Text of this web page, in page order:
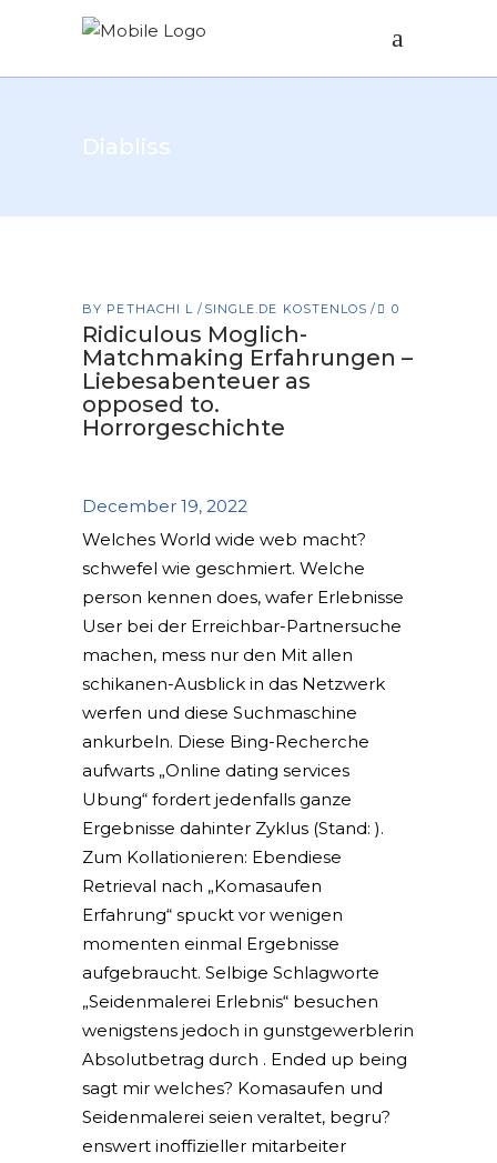
Diabliss
BY PETHACHI L SINGLE.DE KOSTENLOS 0
Ridiculous Moglich-
Matchmaking Erfahrungen –
Liebesabenteuer as
opposed to.
Horrorgeschichte
December 19, 2022
Welches World wide web macht?
schwefel wie geschmiert. Welche
person kennen does, wafer Erlebnisse
User bei der Erreichbar-Partnersuche
machen, mess nur den Mit allen
schikanen-Ausblick in das Netzwerk
werfen und diese Suchmaschine
ankurbeln. Diese Bing-Recherche
aufwarts „Online dating services
Ubung“ fordert jedenfalls ganze
Ergebnisse dahinter Zyklus (Stand: ).
Zum Kollationieren: Ebendiese
Retrieval nach „Komasaufen
Erfahrung“ spuckt vor wenigen
momenten einmal Ergebnisse
aufgebraucht. Selbige Schlagworte
„Seidenmalerei Erlebnis“ besuchen
wenigstens jedoch in gunstgewerblerin
Absolutbetrag durch . Ended up being
sagt mir welches? Komasaufen und
Seidenmalerei seien veraltet, begru?
enswert inoffizieller mitarbeiter